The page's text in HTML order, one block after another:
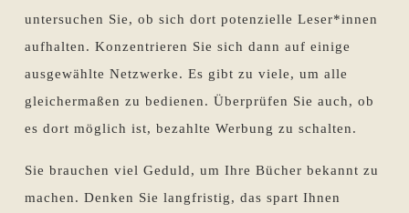
untersuchen Sie, ob sich dort potenzielle Leser*innen
aufhalten. Konzentrieren Sie sich dann auf einige
ausgewählte Netzwerke. Es gibt zu viele, um alle
gleichermaßen zu bedienen. Überprüfen Sie auch, ob
es dort möglich ist, bezahlte Werbung zu schalten.
Sie brauchen viel Geduld, um Ihre Bücher bekannt zu
machen. Denken Sie langfristig, das spart Ihnen